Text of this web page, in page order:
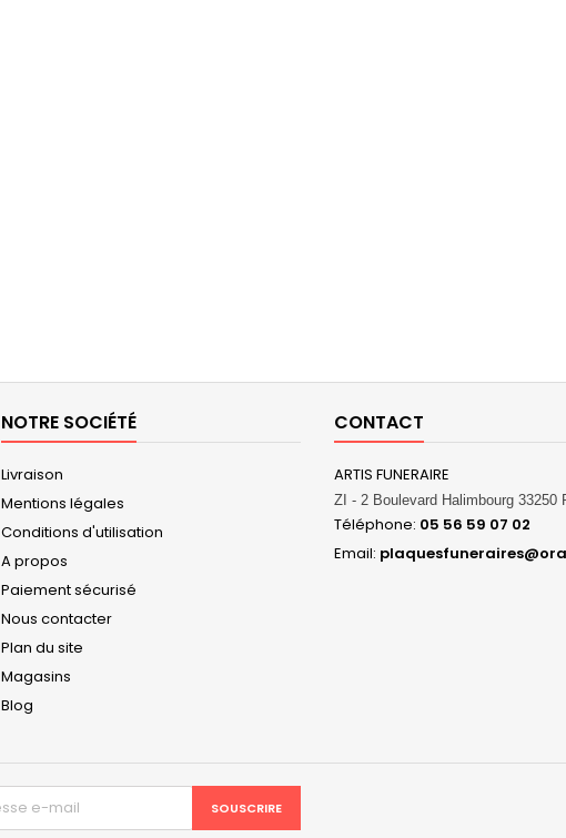
NOTRE SOCIÉTÉ
Livraison
Mentions légales
Conditions d'utilisation
A propos
Paiement sécurisé
Nous contacter
Plan du site
Magasins
Blog
CONTACT
ARTIS FUNERAIRE
ZI - 2 Boulevard Halimbourg 33250
Téléphone: 05 56 59 07 02
Email: